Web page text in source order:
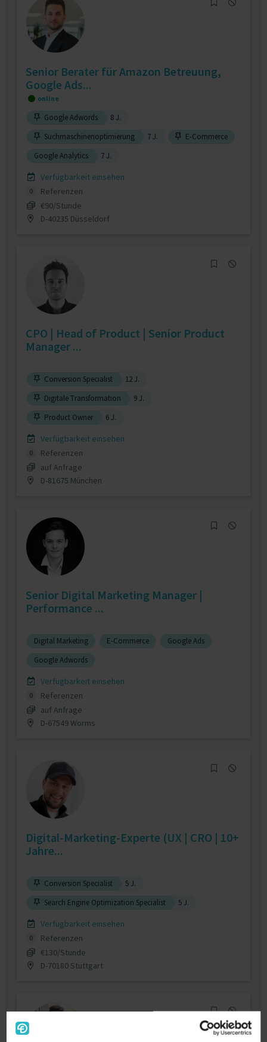
Senior Berater für Amazon Betreuung,
Google Ads...
online
Google Adwords
8 J.
Suchmaschinenoptimierung
7 J.
E-Commerce
Google Analytics
7 J.
Verfügbarkeit einsehen
0
Referenzen
€90/Stunde
D-40235 Düsseldorf
CPO | Head of Product | Senior Product
Manager ...
Conversion Specialist
12 J.
Digitale Transformation
9 J.
Product Owner
6 J.
Verfügbarkeit einsehen
0
Referenzen
auf Anfrage
D-81675 München
Senior Digital Marketing Manager |
Performance ...
Digital Marketing E-Commerce
Google Ads
Google Adwords
Verfügbarkeit einsehen
0
Referenzen
auf Anfrage
D-67549 Worms
Digital-Marketing-Experte (UX | CRO | 10+
Jahre...
Conversion Specialist
5 J.
Search Engine Optimization Specialist
5 J.
Verfügbarkeit einsehen
0
Referenzen
€130/Stunde
D-70180 Stuttgart